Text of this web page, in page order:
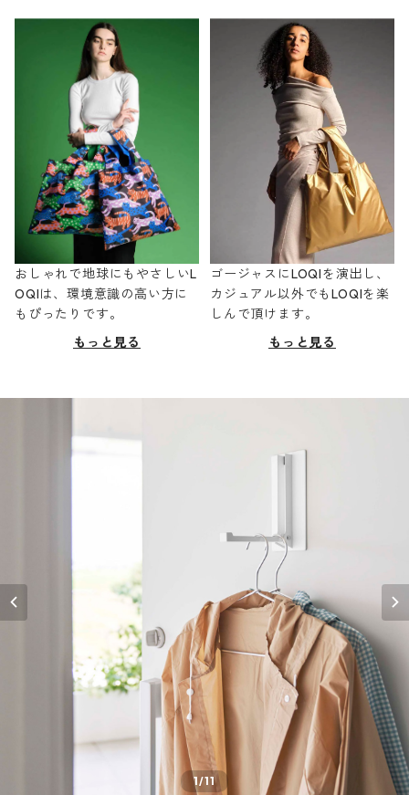
おしゃれで地球にもやさしいL
OQIは、環境意識の高い方に
もぴったりです。
もっと見る
ゴージャスにLOQIを演出し、
カジュアル以外でもLOQIを楽
しんで頂けます。
もっと見る
1/11